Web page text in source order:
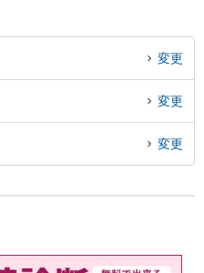
変更
変更
変更